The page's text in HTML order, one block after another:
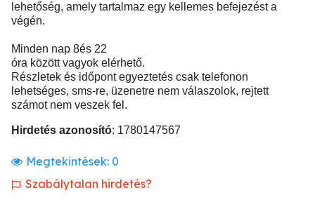
lehetőség, amely tartalmaz egy kellemes befejezést a
végén.
Minden nap 8és 22
óra között vagyok elérhető.
Részletek és időpont egyeztetés csak telefonon
lehetséges, sms-re, üzenetre nem válaszolok, rejtett
számot nem veszek fel.
Hirdetés azonosító: 1780147567
Megtekintések: 0
Szabálytalan hirdetés?